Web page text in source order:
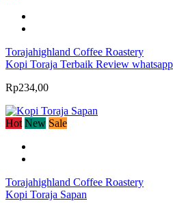
Torajahighland Coffee Roastery
Kopi Toraja Terbaik Review
Rp234,00
Hot New Sale
Torajahighland Coffee Roastery
Kopi Toraja Sapan